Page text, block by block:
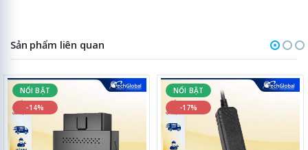
Sản phẩm liên quan
NỔI BẬT
-14%
NỔI BẬT
-17%